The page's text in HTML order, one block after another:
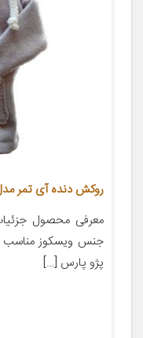
روکش دنده آی تمر
پژو پارس […]